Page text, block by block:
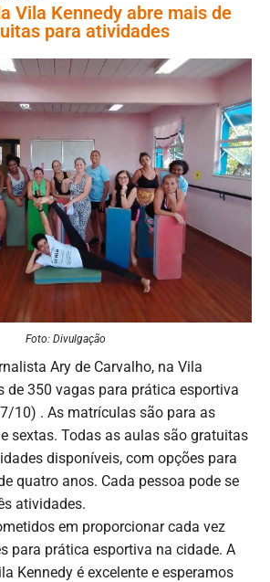
Vila Kennedy abre mais de
para atividades
Foto: Divulgação
Ary de Carvalho, na Vila
de 350 vagas para prática esportiva
10) . As matrículas são para as
sextas. Todas as aulas são gratuitas
disponíveis, com opções para
quatro anos. Cada pessoa pode se
atividades.
em proporcionar cada vez
para prática esportiva na cidade. A
Kennedy é excelente e esperamos